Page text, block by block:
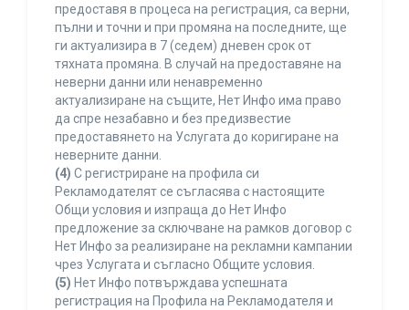
предоставя в процеса на регистрация, са верни,
пълни и точни и при промяна на последните, ще
ги актуализира в 7 (седем) дневен срок от
тяхната промяна. В случай на предоставяне на
неверни данни или ненавременно
актуализиране на същите, Нет Инфо има право
да спре незабавно и без предизвестие
предоставянето на Услугата до коригиране на
неверните данни.
(4) С регистриране на профила си
Рекламодателят се съгласява с настоящите
Общи условия и изпраща до Нет Инфо
предложение за сключване на рамков договор с
Нет Инфо за реализиране на рекламни кампании
чрез Услугата и съгласно Общите условия.
(5) Нет Инфо потвърждава успешната
регистрация на Профила на Рекламодателя и